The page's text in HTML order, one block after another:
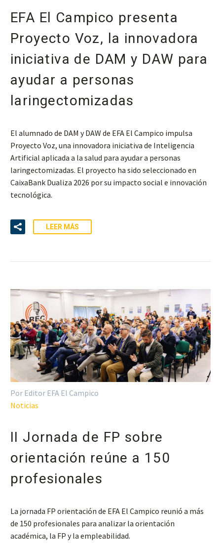
EFA El Campico presenta
Proyecto Voz, la innovadora
iniciativa de DAM y DAW para
ayudar a personas
laringectomizadas
El alumnado de DAM y DAW de EFA El Campico impulsa
Proyecto Voz, una innovadora iniciativa de Inteligencia
Artificial aplicada a la salud para ayudar a personas
laringectomizadas. El proyecto ha sido seleccionado en
CaixaBank Dualiza 2026 por su impacto social e innovación
tecnológica.
LEER MÁS
Por Editor EFA El Campico
Noticias
II Jornada de FP sobre
orientación reúne a 150
profesionales
La jornada FP orientación de EFA El Campico reunió a más
de 150 profesionales para analizar la orientación
académica, la FP y la empleabilidad.